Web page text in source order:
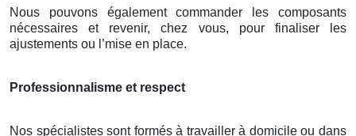
Nous pouvons également commander les composants
nécessaires et revenir, chez vous, pour finaliser les
ajustements ou l’mise en place.
Professionnalisme et respect
Nos spécialistes sont formés à travailler à domicile ou dans